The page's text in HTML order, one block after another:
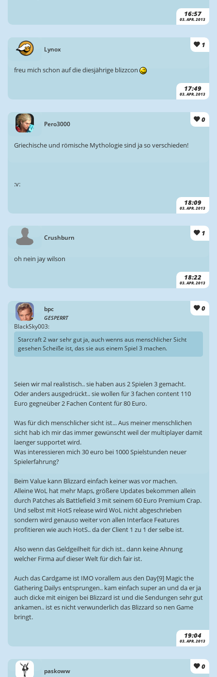
16:57
03. APR. 2013
Lynox
1
17:49
03. APR. 2013
freu mich schon auf die diesjährige blizzcon
Pero3000
0
18:09
03. APR. 2013
Griechische und römische Mythologie sind ja so verschieden!
:v:
Crushburn 1
18:22
03. APR. 2013
oh nein jay wilson
bpc
GESPERRT
0
19:04
03. APR. 2013
BlackSky003:
Starcraft 2 war sehr gut ja, auch wenns aus menschlicher Sicht
gesehen Scheiße ist, das sie aus einem Spiel 3 machen.
Seien wir mal realistisch.. sie haben aus 2 Spielen 3 gemacht.
Oder anders ausgedrückt.. sie wollen für 3 fachen content 110
Euro gegneüber 2 Fachen Content für 80 Euro.
Was für dich menschlicher sicht ist... Aus meiner menschlichen
sicht hab ich mir das immer gewünscht weil der multiplayer damit
laenger supportet wird.
Was interessieren mich 30 euro bei 1000 Spielstunden neuer
Spielerfahrung?
Beim Value kann Blizzard einfach keiner was vor machen.
Alleine WoL hat mehr Maps, größere Updates bekommen allein
durch Patches als Battlefield 3 mit seinem 60 Euro Premium Crap.
Und selbst mit HotS release wird WoL nicht abgeschrieben
sondern wird genauso weiter von allen Interface Features
profitieren wie auch HotS.. da der Client 1 zu 1 der selbe ist.
Also wenn das Geldgeilheit für dich ist.. dann keine Ahnung
welcher Firma auf dieser Welt für dich fair ist.
Auch das Cardgame ist IMO vorallem aus den Day[9] Magic the
Gathering Dailys entsprungen.. kam einfach super an und da er ja
auch dicke mit einigen bei Blizzard ist und die Sendungen sehr gut
ankamen.. ist es nicht verwunderlich das Blizzard so nen Game
bringt.
paskoww
0